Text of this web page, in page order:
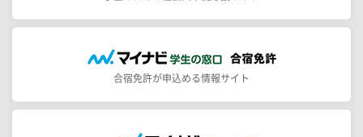
合宿免許が申込める情報サイト